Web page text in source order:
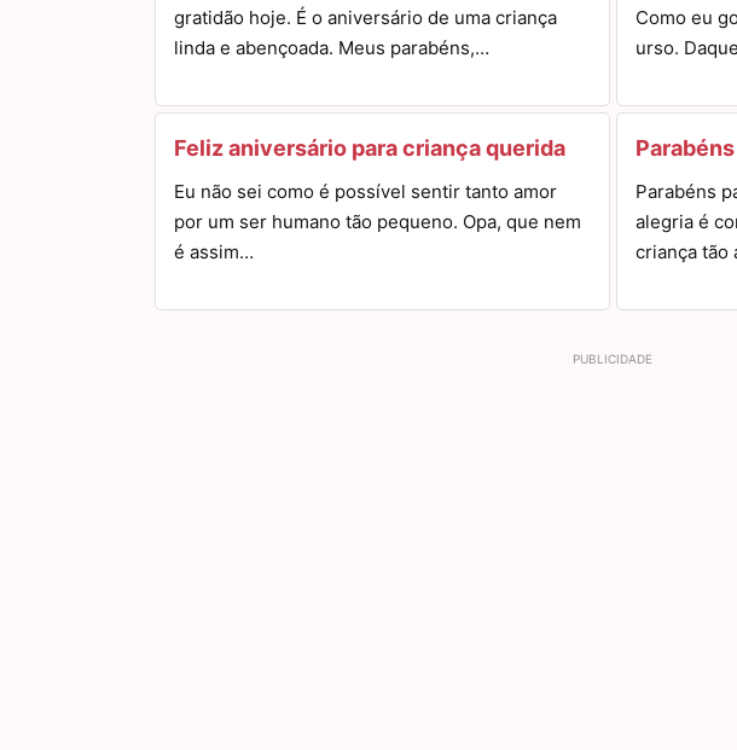
gratidão hoje. É o aniversário de uma criança
linda e abençoada. Meus parabéns,…
Feliz aniversário para criança querida
Eu não sei como é possível sentir tanto amor
por um ser humano tão pequeno. Opa, que nem
é assim…
Como eu
urso.
Parabéns
alegria é
criança tão